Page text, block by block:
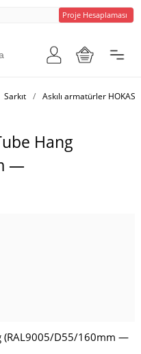
Proje Hesaplaması
Sarkıt / Askılı armatürler
Hang
—